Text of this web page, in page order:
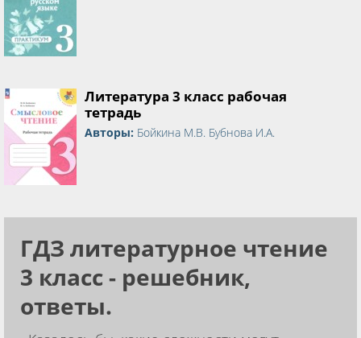
Литература 3 класс рабочая
тетрадь
Авторы: Бойкина М.В. Бубнова И.А.
ГДЗ литературное чтение
3 класс - решебник,
ответы.